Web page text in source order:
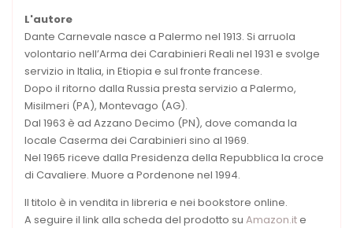
L'autore
Dante Carnevale nasce a Palermo nel 1913. Si arruola
volontario nell’Arma dei Carabinieri Reali nel 1931 e svolge
servizio in Italia, in Etiopia e sul fronte francese.
Dopo il ritorno dalla Russia presta servizio a Palermo,
Misilmeri (PA), Montevago (AG).
Dal 1963 è ad Azzano Decimo (PN), dove comanda la
locale Caserma dei Carabinieri sino al 1969.
Nel 1965 riceve dalla Presidenza della Repubblica la croce
di Cavaliere. Muore a Pordenone nel 1994.
Il titolo è in vendita in libreria e nei bookstore online.
A seguire il link alla scheda del prodotto su Amazon.ite